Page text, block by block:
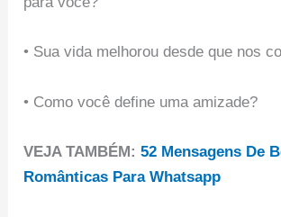
• Sua vida melhorou desde que nos
• Como você define uma amizade?
VEJA TAMBÉM: 52 Mensagens De
Românticas Para Whatsapp